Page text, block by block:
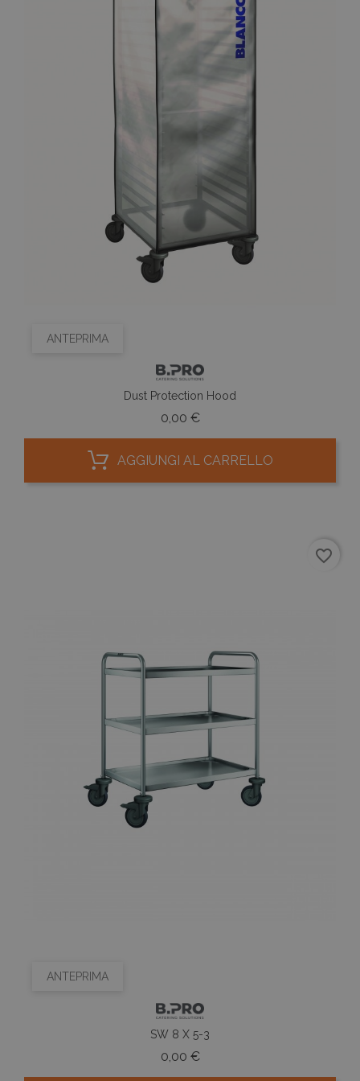
ANTEPRIMA
Dust Protection Hood
0,00 €Prezzo
AGGIUNGI AL CARRELLO
ANTEPRIMA
SW 8 X 5-3
0,00 €Prezzo
favorite_border